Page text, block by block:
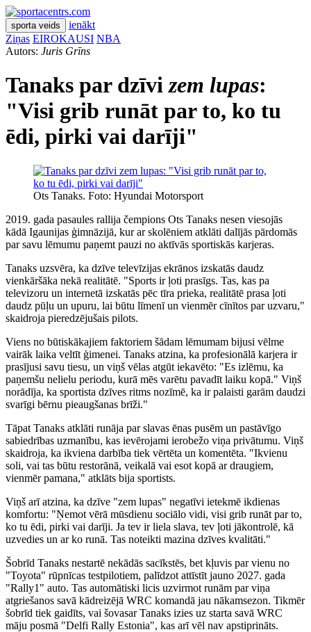
sporta veids
ienākt
Ziņas EIROKAUSI NBA
Autors: Juris Grīns
Tanaks par dzīvizem lupas:
"Visi grib runāt par to, ko tu
ēdi, pirki vai darīji"
Ots Tanaks. Foto: Hyundai Motorsport
2019. gada pasaules rallija čempions Ots Tanaks nesen viesojās
kādā Igaunijas ģimnāzijā, kur ar skolēniem atklāti dalījās pārdomās
par savu lēmumu paņemt pauzi no aktīvās sportiskās karjeras.
Tanaks uzsvēra, ka dzīve televīzijas ekrānos izskatās daudz
vienkāršāka nekā realitātē. "Sports ir ļoti prasīgs. Tas, kas pa
televizoru un internetā izskatās pēc tīra prieka, realitātē prasa ļoti
daudz pūļu un upuru, lai būtu līmenī un vienmēr cīnītos par uzvaru,"
skaidroja pieredzējušais pilots.
Viens no būtiskākajiem faktoriem šādam lēmumam bijusi vēlme
vairāk laika veltīt ģimenei. Tanaks atzina, ka profesionālā karjera ir
prasījusi savu tiesu, un viņš vēlas atgūt iekavēto: "Es izlēmu, ka
paņemšu nelielu periodu, kurā mēs varētu pavadīt laiku kopā." Viņš
norādīja, ka sportista dzīves ritms nozīmē, ka ir palaisti garām daudzi
svarīgi bērnu pieaugšanas brīži."
Tāpat Tanaks atklāti runāja par slavas ēnas pusēm un pastāvīgo
sabiedrības uzmanību, kas ievērojami ierobežo viņa privātumu. Viņš
skaidroja, ka ikviena darbība tiek vērtēta un komentēta. "Ikvienu
soli, vai tas būtu restorānā, veikalā vai esot kopā ar draugiem,
vienmēr pamana," atklāts bija sportists.
Viņš arī atzina, ka dzīve "zem lupas" negatīvi ietekmē ikdienas
komfortu: "Ņemot vērā mūsdienu sociālo vidi, visi grib runāt par to,
ko tu ēdi, pirki vai darīji. Ja tev ir liela slava, tev ļoti jākontrolē, kā
uzvedies un ar ko runā. Tas noteikti mazina dzīves kvalitāti."
Šobrīd Tanaks nestartē nekādās sacīkstēs, bet kļuvis par vienu no
"Toyota" rūpnīcas testpilotiem, palīdzot attīstīt jauno 2027. gada
"Rally1" auto. Tas automātiski licis uzvirmot runām par viņa
atgriešanos savā kādreizējā WRC komandā jau nākamsezon. Tikmēr
šobrīd tiek gaidīts, vai šovasar Tanaks izies uz starta savā WRC
māju posmā "Delfi Rally Estonia", kas arī vēl nav apstiprināts.